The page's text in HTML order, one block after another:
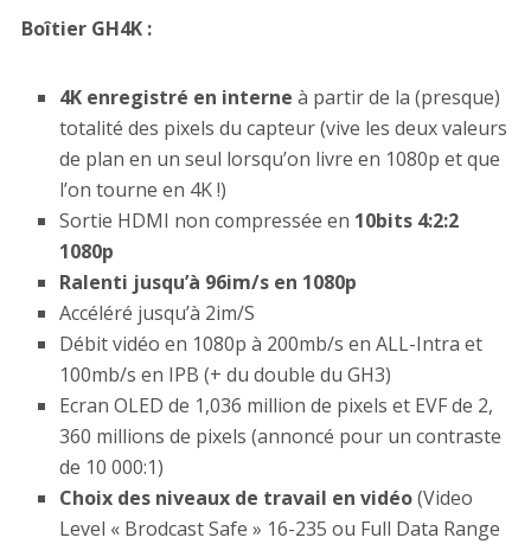
Boîtier GH4K :
4K enregistré en interne à partir de la (presque)
totalité des pixels du capteur (vive les deux valeurs
de plan en un seul lorsqu’on livre en 1080p et que
l’on tourne en 4K !)
Sortie HDMI non compressée en 10bits 4:2:2
1080p
Ralenti jusqu’à 96im/s en 1080p
Accéléré jusqu’à 2im/S
Débit vidéo en 1080p à 200mb/s en ALL-Intra et
100mb/s en IPB (+ du double du GH3)
Ecran OLED de 1,036 million de pixels et EVF de 2,
360 millions de pixels (annoncé pour un contraste
de 10 000:1)
Choix des niveaux de travail en vidéo(Video
Level « Brodcast Safe » 16-235 ou Full Data Range